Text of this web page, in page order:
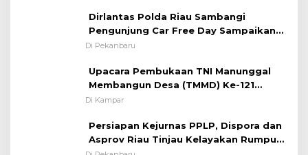
Pentingnya Memelihara dan Menjaga
Situasi Kondusif
Dirlantas Polda Riau Sambangi
Pengunjung Car Free Day Sampaikan
Pesan Edukasi Kamtibmas &
Di Pekanbaru
Upacara Pembukaan TNI Manunggal
Membangun Desa (TMMD) Ke-121
Kodim 0313/KPR Tahun 2024) ?
Di Kampar
Persiapan Kejurnas PPLP, Dispora dan
Asprov Riau Tinjau Kelayakan Rumput